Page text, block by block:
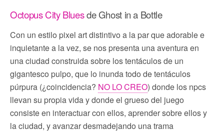
Octopus City Bluesde Ghost in a Bottle
Con un estilo pixel art distintivo a la par que adorable e
inquietante a la vez, se nos presenta una aventura en
una ciudad construida sobre los tentáculos de un
gigantesco pulpo, que lo inunda todo de tentáculos
púrpura (¿coincidencia? NO LO CREO) donde los npcs
llevan su propia vida y donde el grueso del juego
consiste en interactuar con ellos, aprender sobre ellos y
la ciudad, y avanzar desmadejando una trama